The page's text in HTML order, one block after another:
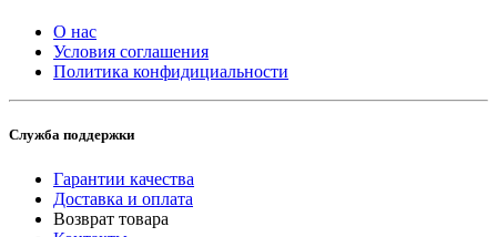
О нас
Условия соглашения
Политика конфидициальности
Служба поддержки
Гарантии качества
Доставка и оплата
Возврат товара